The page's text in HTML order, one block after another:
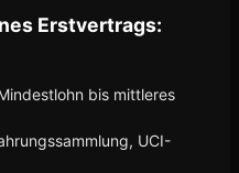
Erstvertrags:
bis mittleres
UCI-